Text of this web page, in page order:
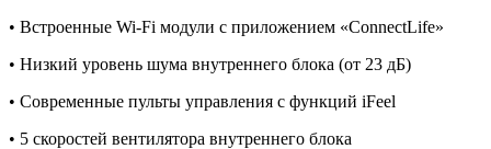
• Встроенные Wi-Fi модули с приложением «ConnectLife»
• Низкий уровень шума внутреннего блока (от 23 дБ)
• Современные пульты управления с функций iFeel
• 5 скоростей вентилятора внутреннего блока